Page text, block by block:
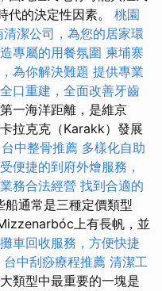
代的決定性因素。 桃園
清潔公司，為您的居家環
專屬的用餐氛圍 柬埔寨
為你解決難題 提供專業
全口重建，全面改善牙齒
一海洋距離，是維京
拉克克（Karakk）發展
台中整骨推薦 多樣化自助
便捷的到府外燴服務，
務合法經營 找到合適的
船通常是三種定價類型
上有長帆，並
車回收服務，方便快捷
台中刮痧療程推薦 清潔工
類型中最重要的一塊是